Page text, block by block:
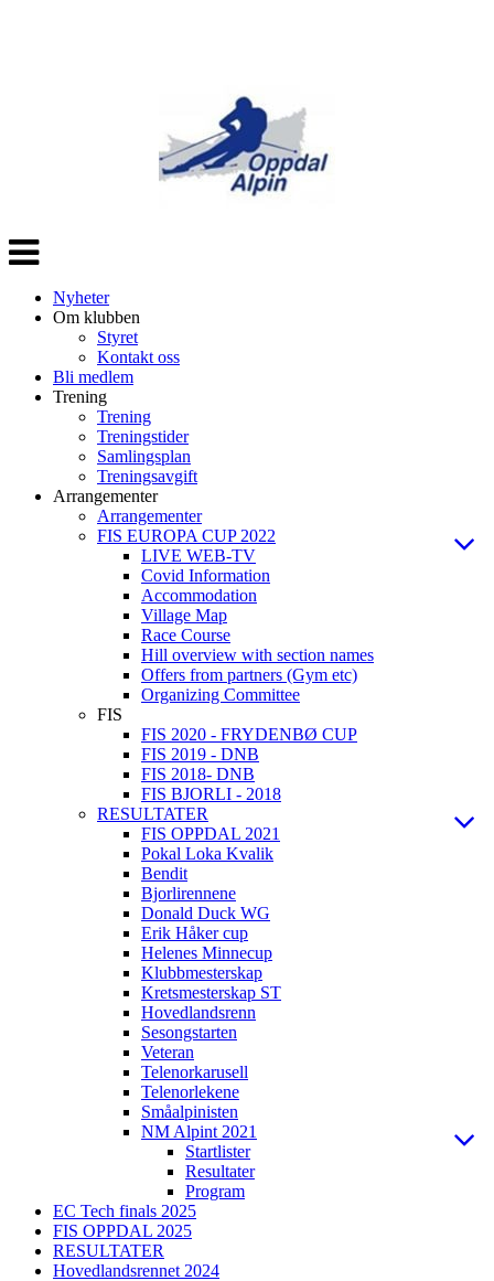
Veksle
navigasjon
Nyheter
Om klubben
Styret
Kontakt oss
Bli medlem
Trening
Trening
Treningstider
Samlingsplan
Treningsavgift
Arrangementer
Arrangementer
FIS EUROPA CUP 2022
LIVE WEB-TV
Covid Information
Accommodation
Village Map
Race Course
Hill overview with section names
Offers from partners (Gym etc)
Organizing Committee
FIS
FIS 2020 - FRYDENBØ CUP
FIS 2019 - DNB
FIS 2018- DNB
FIS BJORLI - 2018
RESULTATER
FIS OPPDAL 2021
Pokal Loka Kvalik
Bendit
Bjorlirennene
Donald Duck WG
Erik Håker cup
Helenes Minnecup
Klubbmesterskap
Kretsmesterskap ST
Hovedlandsrenn
Sesongstarten
Veteran
Telenorkarusell
Telenorlekene
Småalpinisten
NM Alpint 2021
Startlister
Resultater
Program
EC Tech finals 2025
FIS OPPDAL 2025
RESULTATER
Hovedlandsrennet 2024